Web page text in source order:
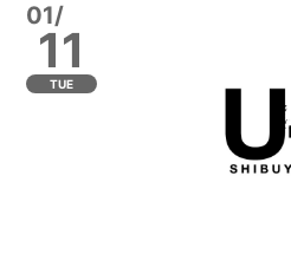
01/
11
TUE